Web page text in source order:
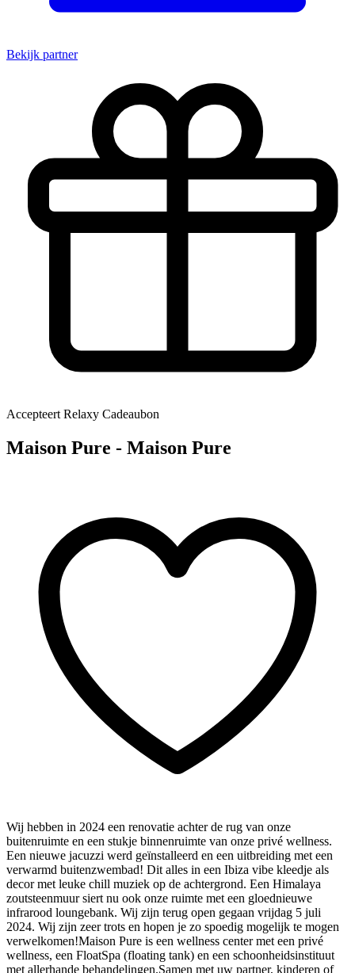
Bekijk partner
Accepteert Relaxy Cadeaubon
Maison Pure - Maison Pure
Wij hebben in 2024 een renovatie achter de rug van onze
buitenruimte en een stukje binnenruimte van onze privé wellness.
Een nieuwe jacuzzi werd geïnstalleerd en een uitbreiding met een
verwarmd buitenzwembad! Dit alles in een Ibiza vibe kleedje als
decor met leuke chill muziek op de achtergrond. Een Himalaya
zoutsteenmuur siert nu ook onze ruimte met een gloednieuwe
infrarood loungebank. Wij zijn terug open gegaan vrijdag 5 juli
2024. Wij zijn zeer trots en hopen je zo spoedig mogelijk te mogen
verwelkomen!Maison Pure is een wellness center met een privé
wellness, een FloatSpa (floating tank) en een schoonheidsinstituut
met allerhande behandelingen.Samen met uw partner, kinderen of